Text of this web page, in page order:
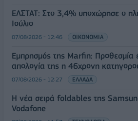
ΕΛΣΤΑΤ: Στο 3,4% υποχώρησε ο
Ιούλιο
07/08/2026 - 12:46 ΟΙΚΟΝΟΜΙΑ
Εμπρησμός της Marfin: Προθεσμία
απολογία της η 46χρονη
07/08/2026 - 12:27 ΕΛΛΑΔΑ
Η νέα σειρά foldables της
Vodafone